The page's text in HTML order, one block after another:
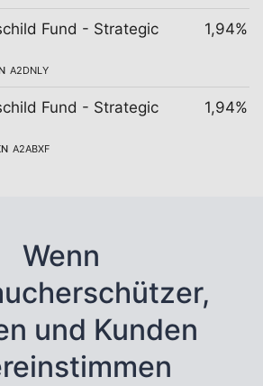
Fund - Strategic
A2DNLY
1,94%
Fund - Strategic
A2ABXF
1,94%
Wenn
und Kunden